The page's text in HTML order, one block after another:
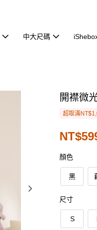
中大尺碼
開襟微
超取滿
顏色
黑
尺寸
S